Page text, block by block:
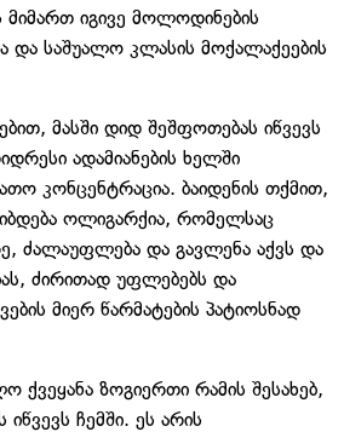
მიმართ იგივე მოლოდინების
და საშუალო კლასის მოქალაქეების
მასში დიდ შეშფოთებას იწვევს
ადამიანების ხელში
კონცენტრაცია. ბაიდენის თქმით,
ოლიგარქია, რომელსაც
ძალაუფლება და გავლენა აქვს და
ძირითად უფლებებს და
მიერ წარმატების პატიოსნად
ქვეყანა ზოგიერთი რამის შესახებ,
ჩემში. ეს არის